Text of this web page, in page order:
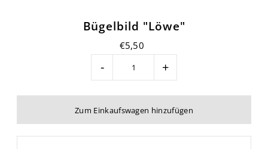
Bügelbild "Löwe"
€5,50
- +